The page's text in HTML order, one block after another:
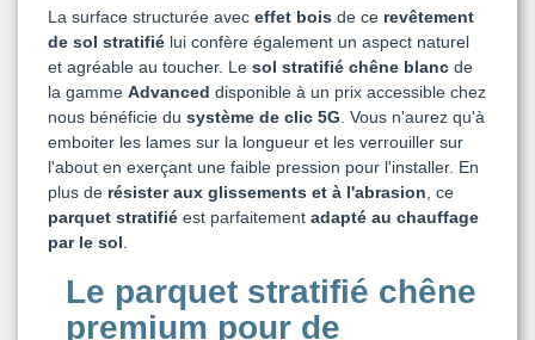
La surface structurée avec effet bois de ce revêtement
de sol stratifié lui confère également un aspect naturel
et agréable au toucher. Le sol stratifié chêne blanc de
la gamme Advanced disponible à un prix accessible chez
nous bénéficie du système de clic 5G . Vous n'aurez qu'à
emboiter les lames sur la longueur et les verrouiller sur
l'about en exerçant une faible pression pour l'installer. En
plus de résister aux glissements et à l'abrasion , ce
parquet stratifié est parfaitement adapté au chauffage
par le sol
Le parquet stratifié chêne
premium pour de